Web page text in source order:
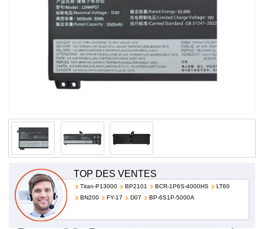
TOP DES VENTES
Titan-P13000 BP2101 BCR-1P6S-4000HS
LT60
BN200
FY-17 D07 BP-6S1P-5000A